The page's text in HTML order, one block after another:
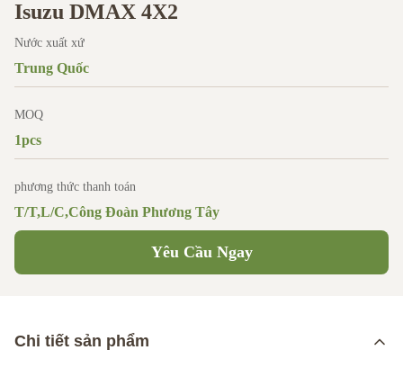
Isuzu DMAX 4X2
Nước xuất xứ
Trung Quốc
MOQ
1pcs
phương thức thanh toán
T/T,L/C,Công Đoàn Phương Tây
Yêu Cầu Ngay
Chi tiết sản phẩm